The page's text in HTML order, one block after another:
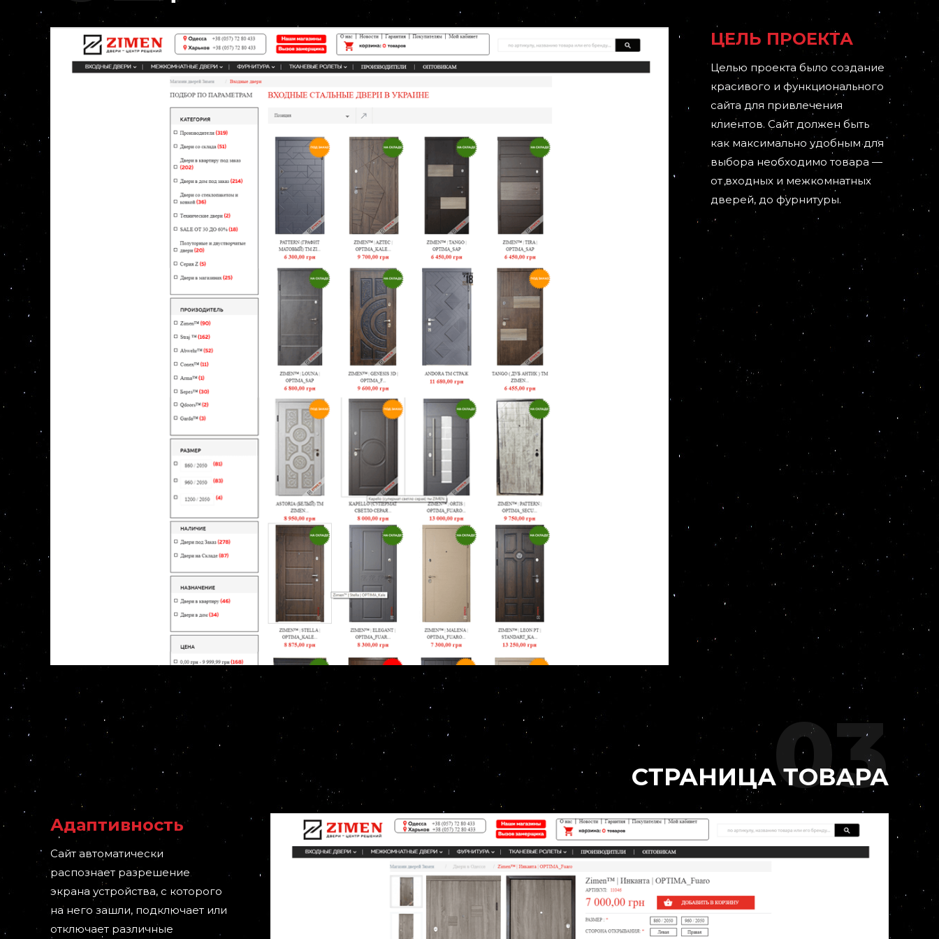
ЦЕЛЬ ПРОЕКТА
Целью проекта было создание
красивого и функционального
сайта для привлечения
клиентов. Сайт должен быть
как максимально удобным для
выбора необходимо товара —
от входных и межкомнатных
дверей, до фурнитуры.
03
СТРАНИЦА ТОВАРА
Адаптивность
Сайт автоматически
распознает разрешение
экрана устройства, с которого
на него зашли, подключает или
отключает различные